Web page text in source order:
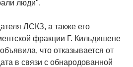
люди".
ЛСКЗ, а также его
фракции Г. Кильдишене
что отказывается от
в связи с обнародованной